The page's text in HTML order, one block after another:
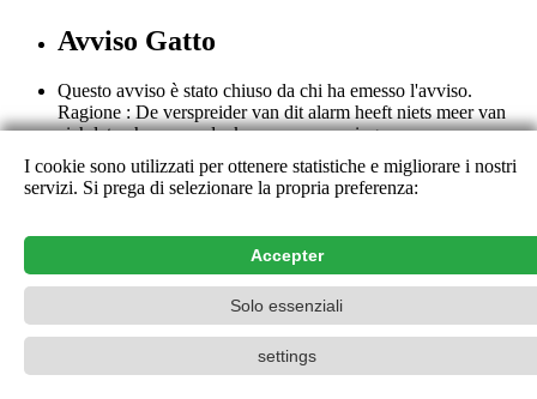
Avviso Gatto
Questo avviso è stato chiuso da chi ha emesso l'avviso.
Ragione : De verspreider van dit alarm heeft niets meer van
zich laten horen, ondanks onze aanmaningen
Questo avviso è chiuso. Tutti i suoi dettagli non sono più
consultabili ad eccezione che per chi ha emesso l'avviso. Vi
Contatto
PetAlert La rete di ricerca ufficiale,2015-2026
I cookie sono utilizzati per ottenere statistiche e migliorare i nostri
servizi. Si prega di selezionare la propria preferenza:
Accepter
Solo essenziali
settings